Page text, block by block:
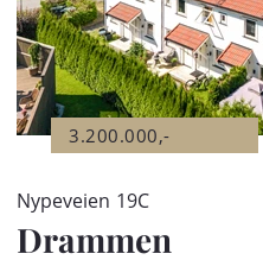
3.200.000,-
Nypeveien 19C
Drammen